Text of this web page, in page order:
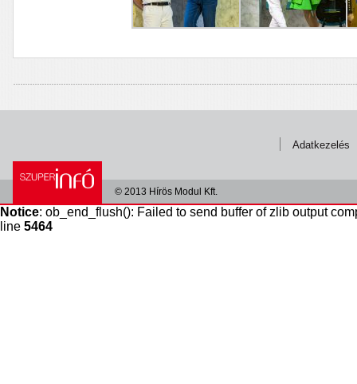
Adatkezelés
© 2013 Hírös Modul Kft.
Notice: ob_end_flush(): Failed to send buffer of zlib output
line 5464